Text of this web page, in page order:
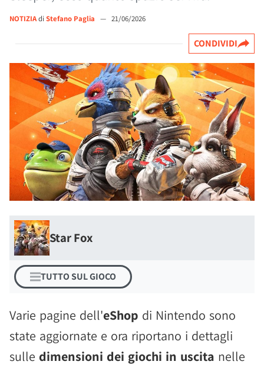
NOTIZIAdi Stefano Paglia — 21/06/2026
CONDIVIDI
Star Fox
TUTTO SUL GIOCO
Varie pagine dell'eShop di Nintendo sono
state aggiornate e ora riportano i dettagli
sulle dimensioni dei giochi in uscita nelle